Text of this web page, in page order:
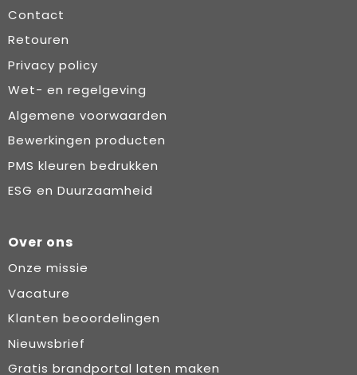
Contact
Retouren
Privacy policy
Wet- en regelgeving
Algemene voorwaarden
Bewerkingen producten
PMS kleuren bedrukken
ESG en Duurzaamheid
Over ons
Onze missie
Vacature
Klanten beoordelingen
Nieuwsbrief
Gratis brandportal laten maken